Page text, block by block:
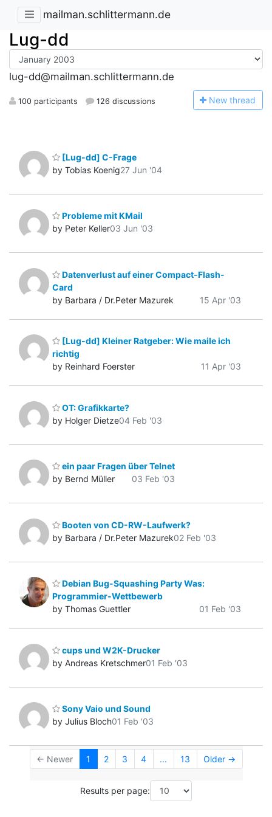
mailman.schlittermann.de
Lug-dd
lug-dd@mailman.schlittermann.de
100 participants 126 discussions New thread
[Lug-dd] C-Frage
by Tobias Koenig27 Jun '04
Probleme mit KMail
by Peter Keller03 Jun '03
Datenverlust auf einer Compact-Flash-
Card
by Barbara / Dr.Peter Mazurek
15 Apr '03
[Lug-dd] Kleiner Ratgeber: Wie maile ich
richtig
by Reinhard Foerster
11 Apr '03
OT: Grafikkarte?
by Holger Dietze04 Feb '03
ein paar Fragen über Telnet
by Bernd Müller
03 Feb '03
Booten von CD-RW-Laufwerk?
by Barbara / Dr.Peter Mazurek02 Feb '03
Debian Bug-Squashing Party Was:
Programmier-Wettbewerb
by Thomas Guettler
01 Feb '03
cups und W2K-Drucker
by Andreas Kretschmer01 Feb '03
Sony Vaio und Sound
by Julius Bloch01 Feb '03
← Newer 1 2 3 4 ... 13 Older →
Results per page: